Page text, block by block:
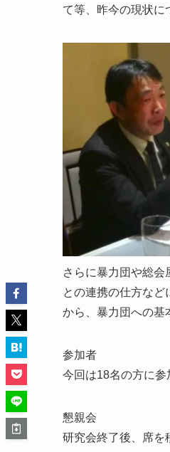
て等、昨今の現状に
さらに暴力団や総
との連携の仕方な
から、暴力団への基
参加者
今回は18名の方に参
懇親会
研究会終了後、席を